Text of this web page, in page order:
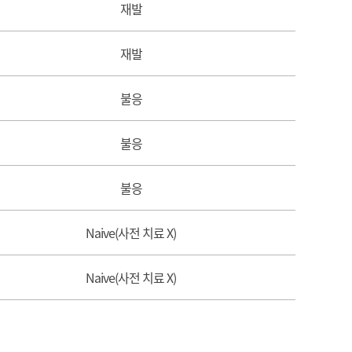
재발
재발
불응
불응
불응
Naive(사전 치료 X)
Naive(사전 치료 X)